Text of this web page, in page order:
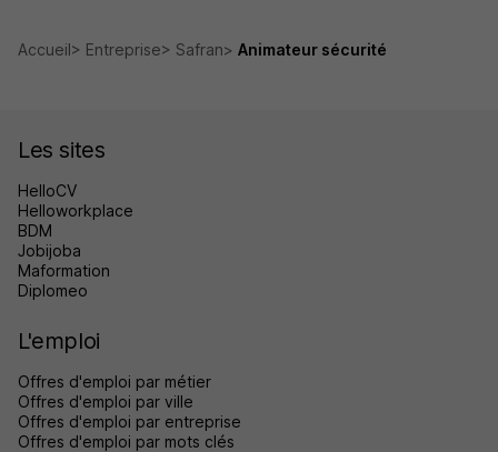
Accueil Entreprise Safran Animateur sécurité
Les sites
HelloCV
Helloworkplace
BDM
Jobijoba
Maformation
Diplomeo
L'emploi
Offres d'emploi par métier
Offres d'emploi par ville
Offres d'emploi par entreprise
Offres d'emploi par mots clés